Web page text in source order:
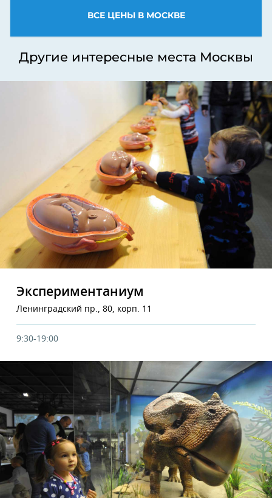
ВСЕ ЦЕНЫ В МОСКВЕ
Другие интересные места Москвы
Экспериментаниум
Ленинградский пр., 80, корп. 11
9:30-19:00